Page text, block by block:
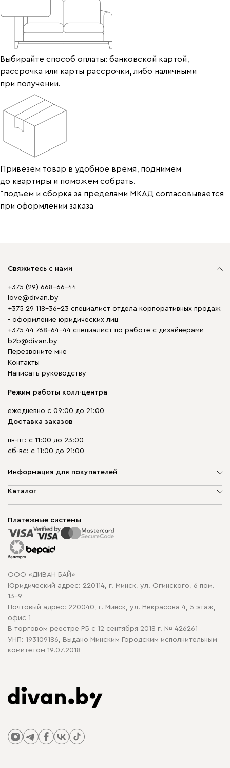
Выбирайте способ оплаты: банковской картой,
рассрочка или карты рассрочки, либо наличными
при получении.
Привезем товар в удобное время, поднимем
до квартиры и поможем собрать.
*подъем и сборка за пределами МКАД согласовывается
при оформлении заказа
Свяжитесь с нами
+375 (29) 668-66-44
love@divan.by
+375 29 118-36-23 специалист отдела корпоративных продаж
- оформление юридических лиц
+375 44 768-64-44 специалист по работе с дизайнерами
b2b@divan.by
Перезвоните мне
Контакты
Написать руководству
Режим работы колл-центра
ежедневно с 09:00 до 21:00
Доставка заказов
пн-пт: с 11:00 до 23:00
сб-вс: с 11:00 до 21:00
Информация для покупателей
О компании
Способы оплаты
Рассрочка и кредит
Гарантия
Карта сайта
Политика конфиденциальности
Политика в отношении обработки cookie
Каталог
Корпусная мебель
Распродажа мебели
Платежные системы
ООО «ДИВАН БАЙ»
Юридический адрес: 220114, г. Минск, ул. Огинского, 6 пом.
13-9
Почтовый адрес: 220040, г. Минск, ул. Некрасова 4, 5 этаж,
офис 1
В торговом реестре РБ с 12 сентября 2018 г. № 426261
УНП: 193109186, Выдано Минским Городским исполнительным
комитетом 19.07.2018